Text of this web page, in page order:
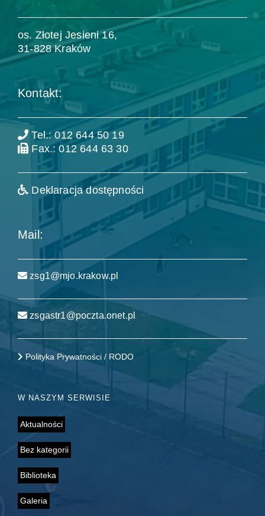
os. Złotej Jesieni 16,
31-828 Kraków
Kontakt:
Tel.: 012 644 50 19
Fax.: 012 644 63 30
Deklaracja dostępności
Mail:
zsg1@mjo.krakow.pl
zsgastr1@poczta.onet.pl
Polityka Prywatności / RODO
W NASZYM SERWISIE
Aktualności
Bez kategorii
Biblioteka
Galeria